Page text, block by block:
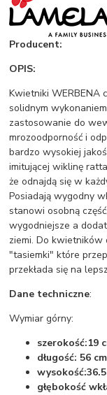
Producent:
OPIS:
Kwietniki WERBENA
solidnym
zastosowanie do
mrozoodporność i
bardzo wysokiej
imitującej wiklinę
że odnajdą się w
Posiadają wygodny
stanowi osobną
wygodniejsze a
ziemi. Do
"tasiemki" które
przekłada się na
Dane techniczne:
Wymiar górny:
szerokość:19
długość: 56
głębokość